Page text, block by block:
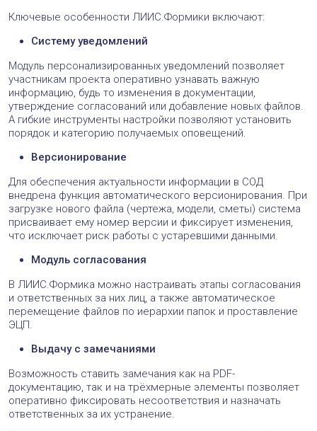
Ключевые особенности ЛИИС.Формики включают:
Систему уведомлений
Модуль персонализированных уведомлений позволяет
участникам проекта оперативно узнавать важную
информацию, будь то изменения в документации,
утверждение согласований или добавление новых файлов.
А гибкие инструменты настройки позволяют установить
порядок и категорию получаемых оповещений.
Версионирование
Для обеспечения актуальности информации в СОД
внедрена функция автоматического версионирования. При
загрузке нового файла (чертежа, модели, сметы) система
присваивает ему номер версии и фиксирует изменения,
что исключает риск работы с устаревшими данными.
Модуль согласования
В ЛИИС.Формика можно настраивать этапы согласования
и ответственных за них лиц, а также автоматическое
перемещение файлов по иерархии папок и проставление
ЭЦП.
Выдачу с замечаниями
Возможность ставить замечания как на PDF-
документацию, так и на трёхмерные элементы позволяет
оперативно фиксировать несоответствия и назначать
ответственных за их устранение.